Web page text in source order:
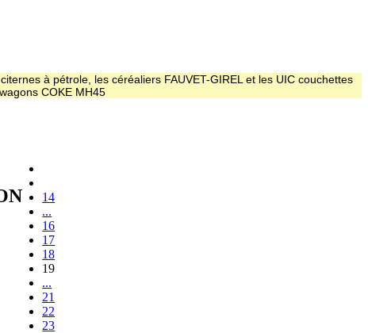
à pétrole, les céréaliers FAUVET-GIREL et les UIC couchettes
COKE MH45
14
...
16
17
18
19
...
21
22
23